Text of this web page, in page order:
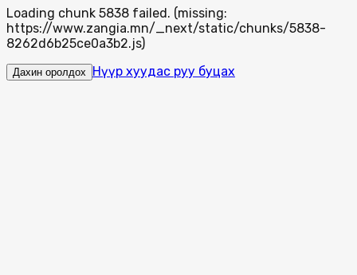
Loading chunk 5838 failed. (missing:
https://www.zangia.mn/_next/static/chunks/5838-
8262d6b25ce0a3b2.js)
Дахин оролдох Нүүр хуудас руу буцах